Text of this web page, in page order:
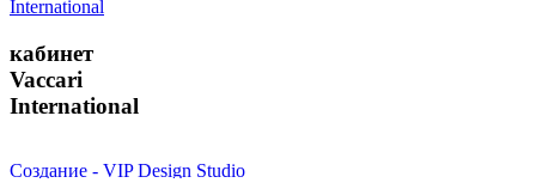
кабинет
Vaccari
International
Создание - VIP Design Studio